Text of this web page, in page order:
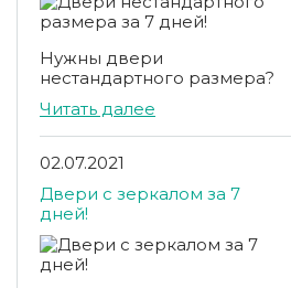
Нужны двери
нестандартного размера?
Читать далее
02.07.2021
Двери с зеркалом за 7
дней!